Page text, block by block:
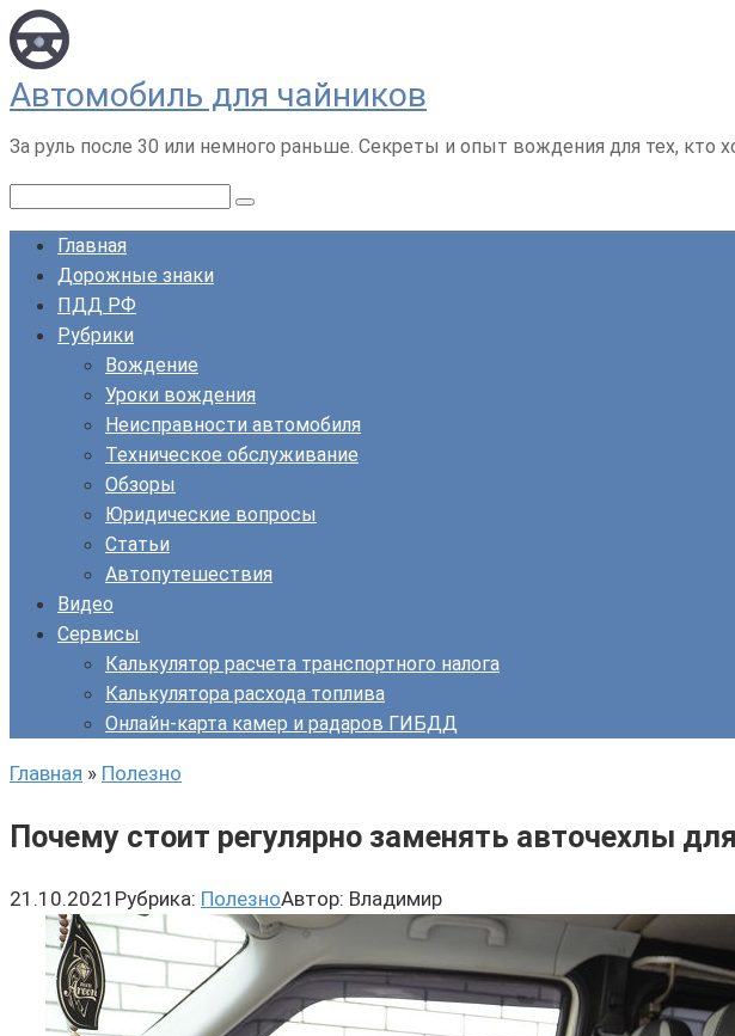
Перейти
к
контенту
Автомобиль для чайников
За руль после 30 или немного раньше. Секреты и опыт вождения для тех, кто
Главная
Дорожные знаки
ПДД РФ
Рубрики
Вождение
Уроки вождения
Неисправности автомобиля
Техническое обслуживание
Обзоры
Юридические вопросы
Статьи
Автопутешествия
Видео
Сервисы
Калькулятор расчета транспортного налога
Калькулятора расхода топлива
Онлайн-карта камер и радаров ГИБДД
Главная » Полезно
Почему стоит регулярно заменять авточехлы
21.10.2021 Рубрика: ПолезноАвтор: Владимир